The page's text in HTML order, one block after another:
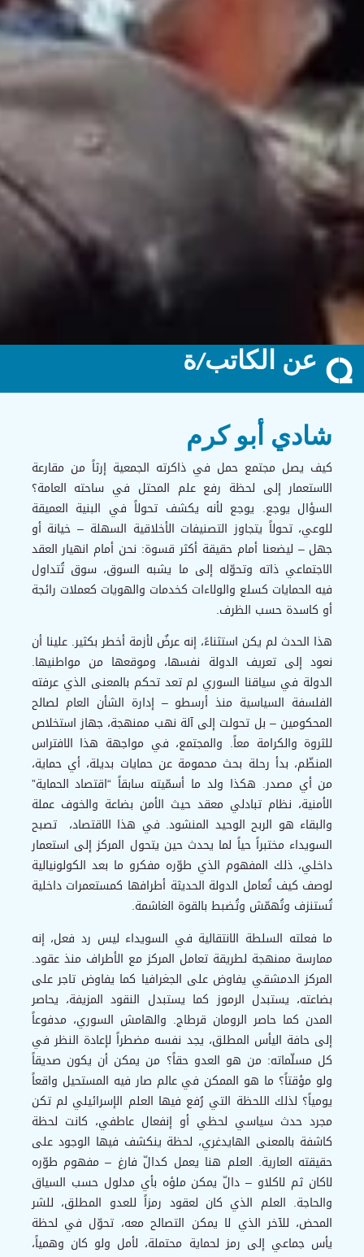
عن الكاتب/ة
شادي أبو كرم
كيف يصل مجتمع حمل في ذاكرته الجمعية إرثاً من مقارعة
الاستعمار إلى لحظة رفع علم المحتل في ساحته العامة؟
السؤال يوجع. يوجع لأنه يكشف تحولاً في البنية العميقة
للوعي، تحولاً يتجاوز التصنيفات الأخلاقية السهلة – خيانة أو
جهل – ليضعنا أمام حقيقة أكثر قسوة: نحن أمام انهيار العقد
الاجتماعي ذاته وتحوّله إلى ما يشبه السوق، سوق تُتداول
فيه الحمايات كسلع والولاءات كخدمات والهويات كعملات رائجة
أو كاسدة حسب الظرف.
هذا الحدث لم يكن استثناءً، إنه عرضٌ لأزمة أخطر بكثير. علينا أن
نعود إلى تعريف الدولة نفسها، وموقعها من مواطنيها.
الدولة في سياقنا السوري لم تعد تحكم بالمعنى الذي عرفته
الفلسفة السياسية منذ أرسطو – إدارة الشأن العام لصالح
المحكومين – بل تحولت إلى آلة نهب ممنهجة، جهاز استخلاص
للثروة والكرامة معاً. والمجتمع، في مواجهة هذا الافتراس
المنظّم، بدأ رحلة بحث محمومة عن حمايات بديلة، أي حماية،
من أي مصدر. هكذا ولد ما أسمّيته سابقاً “اقتصاد الحماية”
الأمنية، نظام تبادلي معقد حيث الأمن بضاعة والخوف عملة
والبقاء هو الربح الوحيد المنشود. في هذا الاقتصاد، تصبح
السويداء مختبراً حياً لما يحدث حين يتحول المركز إلى استعمار
داخلي، ذلك المفهوم الذي طوّره مفكرو ما بعد الكولونيالية
لوصف كيف تُعامل الدولة الحديثة أطرافها كمستعمرات داخلية
تُستنزف وتُهمّش وتُضبط بالقوة الغاشمة.
ما فعلته السلطة الانتقالية في السويداء ليس رد فعل، إنه
ممارسة ممنهجة لطريقة تعامل المركز مع الأطراف منذ عقود.
المركز الدمشقي يفاوض على الجغرافيا كما يفاوض تاجر على
بضاعته، يستبدل الرموز كما يستبدل النقود المزيفة، يحاصر
المدن كما حاصر الرومان قرطاج. والهامش السوري، مدفوعاً
إلى حافة اليأس المطلق، يجد نفسه مضطراً لإعادة النظر في
كل مسلّماته: من هو العدو حقاً؟ من يمكن أن يكون صديقاً
ولو مؤقتاً؟ ما هو الممكن في عالم صار فيه المستحيل واقعاً
يومياً؟ لذلك اللحظة التي رُفع فيها العلم الإسرائيلي لم تكن
مجرد حدث سياسي لحظي أو إنفعال عاطفي، كانت لحظة
كاشفة بالمعنى الهايدغري، لحظة ينكشف فيها الوجود على
حقيقته العارية. العلم هنا يعمل كدالّ فارغ – مفهوم طوّره
لاكان ثم لاكلاو – دالّ يمكن ملؤه بأي مدلول حسب السياق
والحاجة. العلم الذي كان لعقود رمزاً للعدو المطلق، للشر
المحض، للآخر الذي لا يمكن التصالح معه، تحوّل في لحظة
يأس جماعي إلى رمز لحماية محتملة، لأمل ولو كان وهمياً،